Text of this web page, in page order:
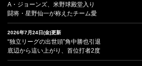
A・ジョーンズ、米野球殿堂入り
闘将・星野仙一が称えたチーム愛
2026年7月24日(金)更新
“独立リーグの出世頭”角中勝也引退
底辺から這い上がり、首位打者2度